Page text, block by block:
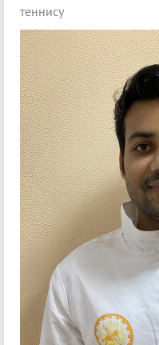
теннису